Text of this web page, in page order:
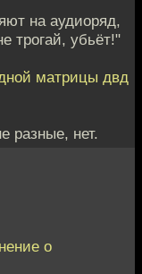
на аудиоряд,
трогай, убьёт!"
матрицы двд
разные, нет.
о